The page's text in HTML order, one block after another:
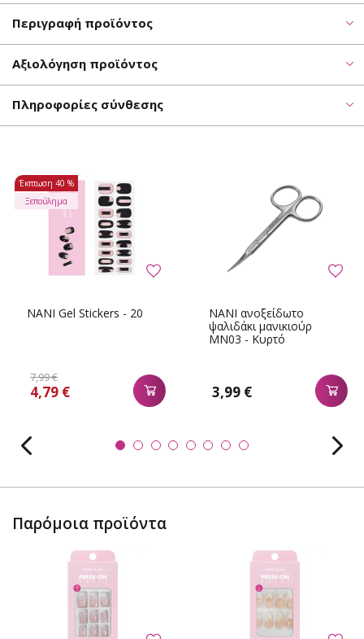
Περιγραφή προϊόντος
Αξιολόγηση προϊόντος
Πληροφορίες σύνθεσης
NANI Gel Stickers - 20
7,99 €
4,79 €
Έκπτωση 40 %
Ξεπούλημα
NANI ανοξείδωτο
ψαλιδάκι μανικιούρ
MN03 - Κυρτό
3,99 €
Παρόμοια προϊόντα